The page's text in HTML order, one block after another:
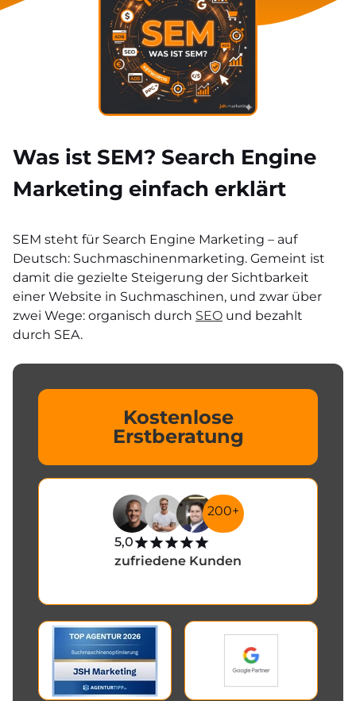
Was ist SEM? Search Engine
Marketing einfach erklärt
SEM steht für Search Engine Marketing – auf
Deutsch: Suchmaschinenmarketing. Gemeint ist
damit die gezielte Steigerung der Sichtbarkeit
einer Website in Suchmaschinen, und zwar über
zwei Wege: organisch durch SEO und bezahlt
durch SEA.
Kostenlose
Erstberatung
200+
5,0
zufriedene Kunden